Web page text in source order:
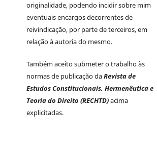
originalidade, podendo incidir sobre mim
eventuais encargos decorrentes de
reivindicação, por parte de terceiros, em
relação à autoria do mesmo.
Também aceito submeter o trabalho às
normas de publicação daRevista de
Estudos Constitucionais, Hermenêutica e
Teoria do Direito (RECHTD)acima
explicitadas.